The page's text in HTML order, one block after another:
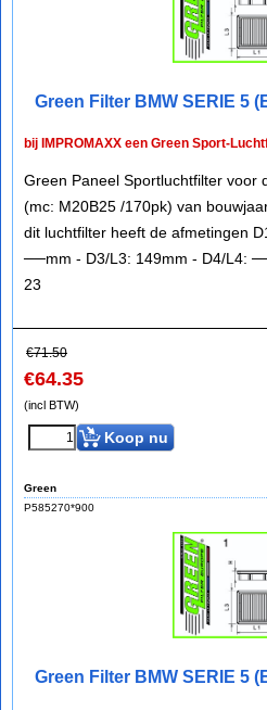
Green Filter BMW SERIE 5
bij IMPROMAXX een Green Sport-
Green Paneel Sportluchtfilter voor
(mc: M20B25 /170pk) van
dit luchtfilter heeft de afmetingen
──mm - D3/L3: 149mm - D4/L4:
23
€71.50
€64.35
(incl BTW)
Koop nu
Green
P585270*900
Green Filter BMW SERIE 5